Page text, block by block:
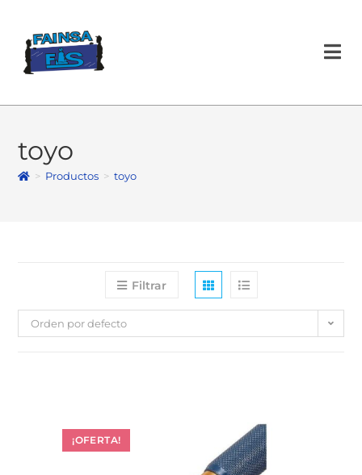
toyo
> Productos > toyo
Filtrar
Orden por defecto
¡OFERTA!